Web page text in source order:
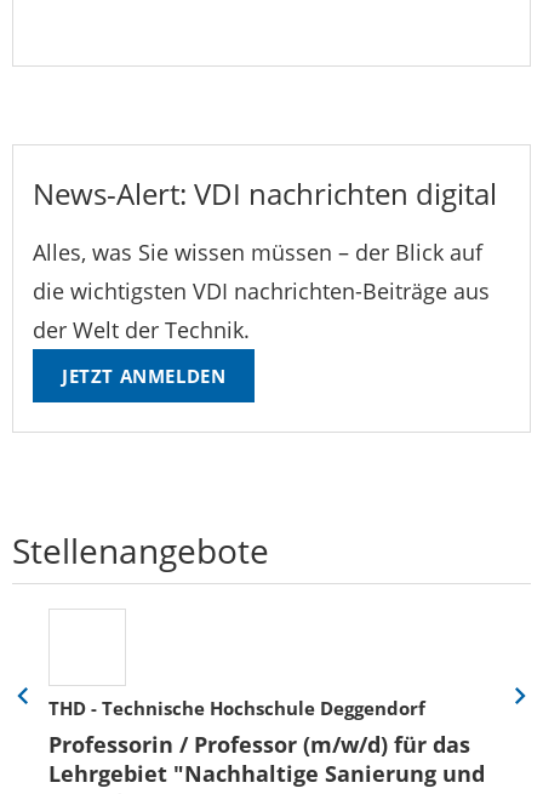
News-Alert: VDI nachrichten digital
Alles, was Sie wissen müssen – der Blick auf
die wichtigsten VDI nachrichten-Beiträge aus
der Welt der Technik.
JETZT ANMELDEN
Stellenangebote
THD - Technische Hochschule Deggendorf
Professorin / Professor (m/w/d) für das
Lehrgebiet "Nachhaltige Sanierung und
Eine
zurück
Eine